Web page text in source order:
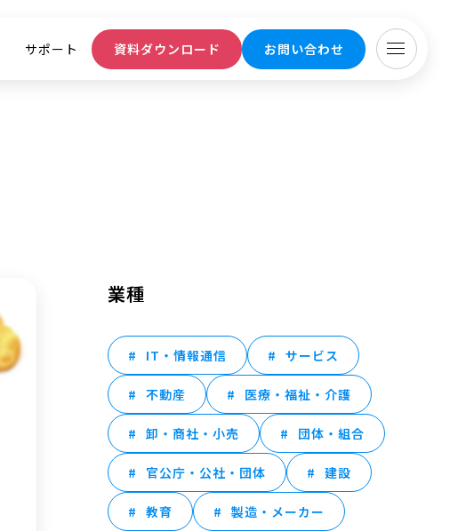
サポート 資料ダウンロード お問い合わせ
業種
IT・情報通信 サービス
不動産 医療・福祉・介護
卸・商社・小売 団体・組合
官公庁・公社・団体 建設
教育 製造・メーカー